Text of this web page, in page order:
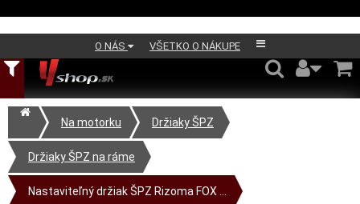
O NÁS VŠETKO O NÁKUPE
Na motorku Držiaky ŠPZ
Držiaky ŠPZ na ráme
Nastaviteľný držiak ŠPZ Rizoma FOX ...